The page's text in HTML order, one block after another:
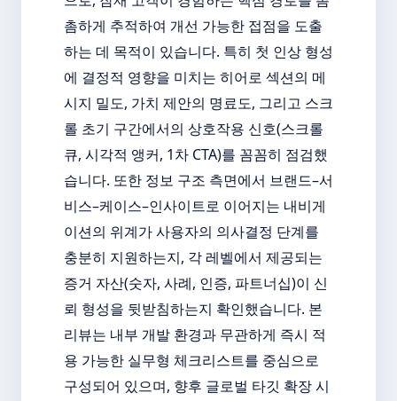
촘하게 추적하여 개선 가능한 접점을 도출
하는 데 목적이 있습니다. 특히 첫 인상 형성
에 결정적 영향을 미치는 히어로 섹션의 메
시지 밀도, 가치 제안의 명료도, 그리고 스크
롤 초기 구간에서의 상호작용 신호(스크롤
큐, 시각적 앵커, 1차 CTA)를 꼼꼼히 점검했
습니다. 또한 정보 구조 측면에서 브랜드–서
비스–케이스–인사이트로 이어지는 내비게
이션의 위계가 사용자의 의사결정 단계를
충분히 지원하는지, 각 레벨에서 제공되는
증거 자산(숫자, 사례, 인증, 파트너십)이 신
뢰 형성을 뒷받침하는지 확인했습니다. 본
리뷰는 내부 개발 환경과 무관하게 즉시 적
용 가능한 실무형 체크리스트를 중심으로
구성되어 있으며, 향후 글로벌 타깃 확장 시